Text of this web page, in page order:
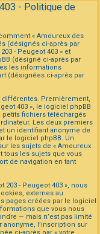
- Politique de
« Amoureux des
(désignés ci-après par
- Peugeot 403 » et
(désigné ci-après par
les informations
(désignées ci-après par
Premièrement,
403 », le logiciel phpBB
fichiers téléchargés
Les deux premiers
un identifiant anonyme de
le logiciel phpBB. Un
les sujets de « Amoureux
tous les sujets que vous
de navigation en tant
203 - Peugeot 403 », nous
externes au
pages créées par le logiciel
que vous nous
— mais n’est pas limité
anonyme, l’inscription sur